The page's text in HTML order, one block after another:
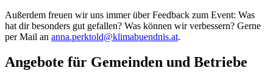
Außerdem freuen wir uns immer über Feedback zum Event: Was
hat dir besonders gut gefallen? Was können wir verbessern? Gerne
per Mail an anna.perktold@klimabuendnis.at.
Angebote für Gemeinden und Betriebe